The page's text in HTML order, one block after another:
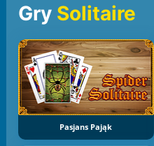
Gry Solitaire
Pasjans Pająk